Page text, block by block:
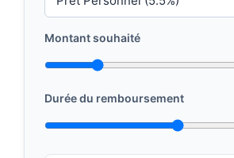
Montant souhaité
Durée du remboursement